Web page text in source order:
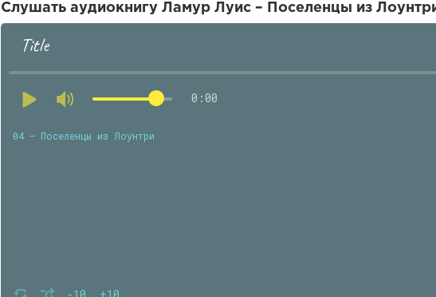
Слушать аудиокнигу Ламур Луис – Поселенцы из
Title
0:00
04 — Поселенцы из Лоунтри